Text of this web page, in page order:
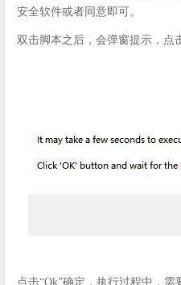
安全软件或者同意即可。
双击脚本之后，会弹窗提示，点
点击“Ok”确定，执行过程中，